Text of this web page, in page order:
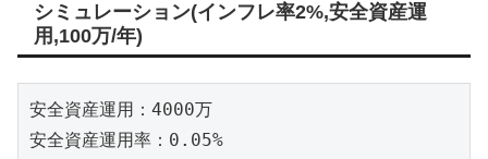
シミュレーション(インフレ率2%,安全資産運
用,100万/年)
安全資産運用：4000万
安全資産運用率：0.05%